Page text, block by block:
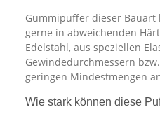
Gummipuffer dieser
gerne in abweichenden
Edelstahl, aus speziellen
Gewindedurchmessern
geringen Mindestmengen
Wie stark können diese